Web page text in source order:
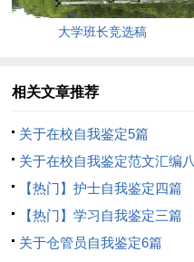
大学班长竞选稿
相关文章推荐
关于在校自我鉴定5篇
关于在校自我鉴定范文汇编八
篇 【热门】护士自我鉴定四篇
【热门】学习自我鉴定三篇
关于仓管员自我鉴定6篇